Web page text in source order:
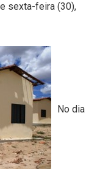
sexta-feira (30),
No dia